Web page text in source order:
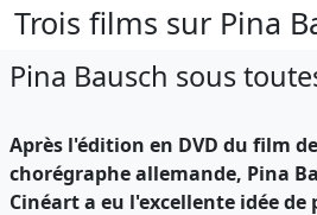
Trois films sur Pina
Pina Bausch sous
Après l'édition en DVD du film
chorégraphe allemande, Pina
Cinéart a eu l'excellente idée